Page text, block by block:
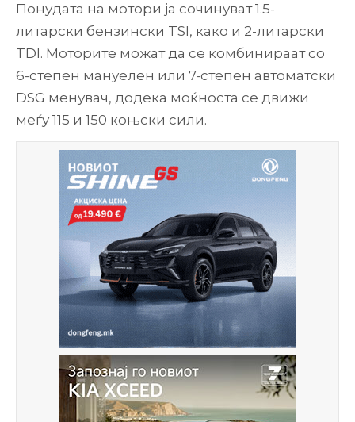
Понудата на мотори ја сочинуват 1.5-
литарски бензински TSI, како и 2-литарски
TDI. Моторите можат да се комбинираат со
6-степен мануелен или 7-степен автоматски
DSG менувач, додека моќноста се движи
меѓу 115 и 150 коњски сили.